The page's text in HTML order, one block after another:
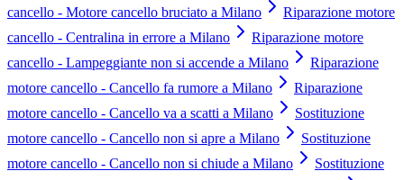
cancello - Motore cancello bruciato a Milano
Riparazione motore
cancello - Centralina in errore a Milano
Riparazione motore
cancello - Lampeggiante non si accende a Milano
Riparazione
motore cancello - Cancello fa rumore a Milano
Riparazione
motore cancello - Cancello va a scatti a Milano
Sostituzione
motore cancello - Cancello non si apre a Milano
Sostituzione
motore cancello - Cancello non si chiude a Milano
Sostituzione